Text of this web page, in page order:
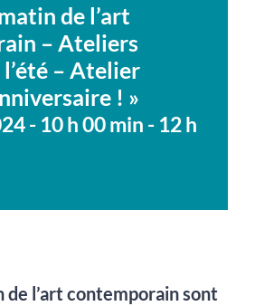
de l’art
– Ateliers
– Atelier
! »
- 10 h 00 min - 12 h
de l’art contemporain sont